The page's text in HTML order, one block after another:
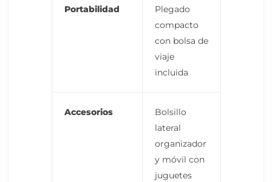
Portabilidad
Plegado
compacto
con bolsa de
viaje
incluida
Accesorios
Bolsillo
lateral
organizador
y móvil con
juguetes